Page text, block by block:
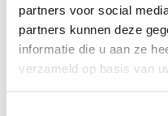
partners voor social
partners kunnen deze
informatie die u aan ze
verzameld op basis van
Help jij ons
waarin